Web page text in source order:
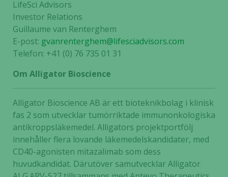
LifeSci Advisors
Investor Relations
Guillaume van Renterghem
E-post: gvanrenterghem@lifesciadvisors.com
Telefon: +41 (0) 76 735 01 31
Om Alligator Bioscience
Alligator Bioscience AB är ett bioteknikbolag i klinisk
fas 2 som utvecklar tumörriktade immunonkologiska
antikroppsläkemedel. Alligators projektportfölj
innehåller flera lovande läkemedelskandidater, med
CD40-agonisten mitazalimab som dess
huvudkandidat. Därutöver samutvecklar Alligator